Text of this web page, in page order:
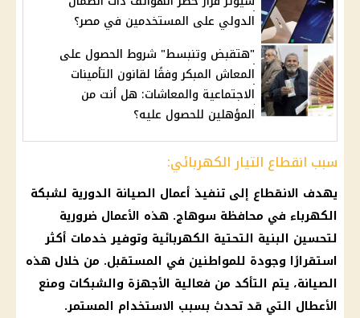
الدولي على المستخدمين في مصر؟
"هتقبض وتنبسط" شروط الحصول على
المعاش المبكر وفقًا لقانون التأمينات
الاجتماعية والمعاشات: هل أنت من
المؤهلين للحصول عليه؟
سبب انقطاع التيار الكهربائي:
يهدف الانقطاع إلى تنفيذ أعمال الصيانة الدورية لشبكة
الكهرباء في محافظة سوهاج. هذه الأعمال ضرورية
لتحسين البنية التحتية الكهربائية وتوفير خدمات أكثر
استقرارًا وجودة للمواطنين في المستقبل. من خلال هذه
الصيانة، يتم التأكد من فعالية الأجهزة والشبكات ومنع
الأعطال التي قد تحدث بسبب الاستخدام المستمر.